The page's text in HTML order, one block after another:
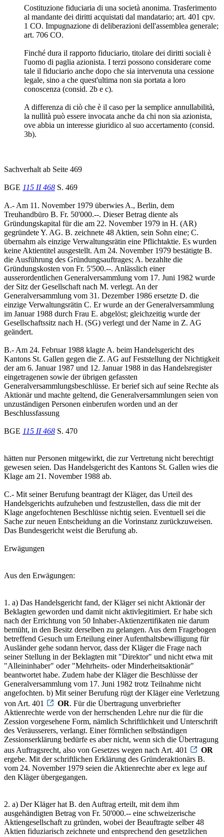
Costituzione fiduciaria di una società anonima. Trasferimento
al mandante dei diritti acquistati dal mandatario; art. 401 cpv.
1 CO. Impugnazione di deliberazioni dell'assemblea generale;
art. 706 CO.
Finché dura il rapporto fiduciario, titolare dei diritti sociali è
l'uomo di paglia azionista. I terzi possono considerare come
tale il fiduciario anche dopo che sia intervenuta una cessione
legale, sino a che quest'ultima non sia portata a loro
conoscenza (consid. 2b e c).
A differenza di ciò che è il caso per la semplice annullabilità,
la nullità può essere invocata anche da chi non sia azionista,
ove abbia un interesse giuridico al suo accertamento (consid.
3b).
Sachverhalt ab Seite 469
BGE 115 II 468 S. 469
A.- Am 11. November 1979 überwies A., Berlin, dem
Treuhandbüro B. Fr. 50'000.--. Dieser Betrag diente als
Gründungskapital für die am 22. November 1979 in H. (AR)
gegründete Y. AG. B. zeichnete 48 Aktien, sein Sohn eine; C.
übernahm als einzige Verwaltungsrätin eine Pflichtaktie. Es wurden
keine Aktientitel ausgestellt. Am 24. November 1979 bestätigte B.
die Ausführung des Gründungsauftrages; A. bezahlte die
Gründungskosten von Fr. 5'500.--. Anlässlich einer
ausserordentlichen Generalversammlung vom 17. Juni 1982 wurde
der Sitz der Gesellschaft nach M. verlegt. An der
Generalversammlung vom 31. Dezember 1986 ersetzte D. die
einzige Verwaltungsrätin C. Er wurde an der Generalversammlung
im Januar 1988 durch Frau E. abgelöst; gleichzeitig wurde der
Gesellschaftssitz nach H. (SG) verlegt und der Name in Z. AG
geändert.
B.- Am 24. Februar 1988 klagte A. beim Handelsgericht des
Kantons St. Gallen gegen die Z. AG auf Feststellung der Nichtigkeit
der am 6. Januar 1987 und 12. Januar 1988 in das Handelsregister
eingetragenen sowie der übrigen gefassten
Generalversammlungsbeschlüsse. Er berief sich auf seine Rechte als
Aktionär und machte geltend, die Generalversammlungen seien von
unzuständigen Personen einberufen worden und an der
Beschlussfassung
BGE 115 II 468 S. 470
hätten nur Personen mitgewirkt, die zur Vertretung nicht berechtigt
gewesen seien. Das Handelsgericht des Kantons St. Gallen wies die
Klage am 21. November 1988 ab.
C.- Mit seiner Berufung beantragt der Kläger, das Urteil des
Handelsgerichts aufzuheben und festzustellen, dass die mit der
Klage angefochtenen Beschlüsse nichtig seien. Eventuell sei die
Sache zur neuen Entscheidung an die Vorinstanz zurückzuweisen.
Das Bundesgericht weist die Berufung ab.
Erwägungen
Aus den Erwägungen:
1. a) Das Handelsgericht fand, der Kläger sei nicht Aktionär der
Beklagten geworden und damit nicht aktivlegitimiert. Er habe sich
nach der Errichtung von 50 Inhaber-Aktienzertifikaten nie darum
bemüht, in den Besitz derselben zu gelangen. Aus dem Fragebogen
betreffend Gesuch um Erteilung einer Aufenthaltsbewilligung für
Ausländer gehe sodann hervor, dass der Kläger die Frage nach
seiner Stellung in der Beklagten mit "Direktor" und nicht etwa mit
"Alleininhaber" oder "Mehrheits- oder Minderheitsaktionär"
beantwortet habe. Zudem habe der Kläger die Beschlüsse der
Generalversammlung vom 17. Juni 1982 trotz Teilnahme nicht
angefochten. b) Mit seiner Berufung rügt der Kläger eine Verletzung
von Art. 401
OR. Für die Übertragung unverbriefter
Aktienrechte werde von der herrschenden Lehre nur die für die
Zession vorgesehene Form, nämlich Schriftlichkeit und Unterschrift
des Veräusserers, verlangt. Einer förmlichen selbständigen
Zessionserklärung bedürfe es aber nicht, wenn sich die Übertragung
aus Auftragsrecht, also von Gesetzes wegen nach Art. 401
OR
ergebe. Mit der schriftlichen Erklärung des Gründeraktionärs B.
vom 24. November 1979 seien die Aktienrechte aber ex lege auf
den Kläger übergegangen.
2. a) Der Kläger hat B. den Auftrag erteilt, mit dem ihm
ausgehändigten Betrag von Fr. 50'000.-- eine schweizerische
Aktiengesellschaft zu gründen, wobei der Beauftragte selber 48
Aktien fiduziarisch zeichnete und entsprechend den gesetzlichen